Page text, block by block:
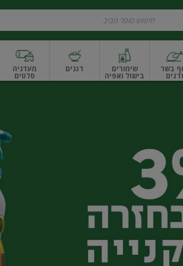
בשר
ודגים
שימורים
בישול ואפיה
דגנים מעדניה
סלטים
ונקניקים ואגוזיםפירות יבשים ארוזפירות יבשים